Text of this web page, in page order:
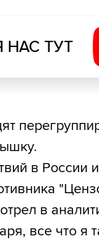
НАС ТУТ
в России
в
все что я